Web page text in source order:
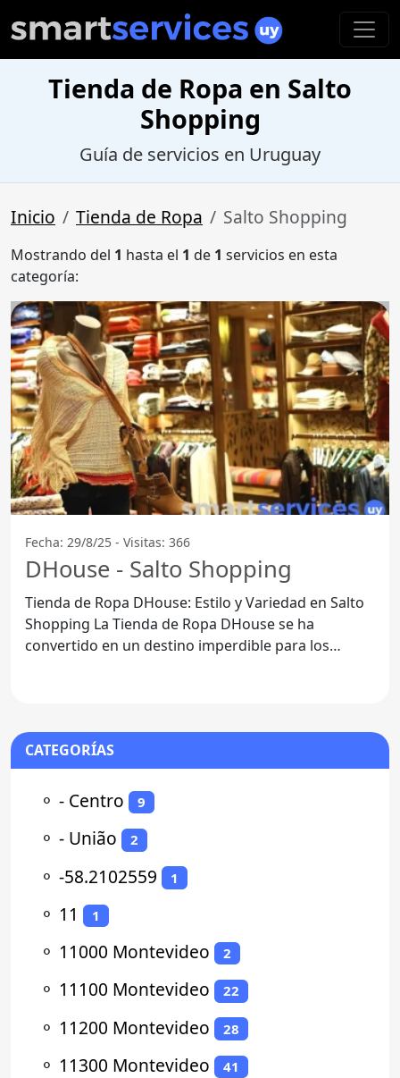
Tienda de Ropa en Salto
Shopping
Guía de servicios en Uruguay
Inicio Tienda de Ropa Salto Shopping
Mostrando del 1 hasta el 1 de 1 servicios en esta
categoría:
Fecha: 29/8/25 - Visitas: 366
DHouse - Salto Shopping
Tienda de Ropa DHouse: Estilo y Variedad en Salto
Shopping La Tienda de Ropa DHouse se ha
convertido en un destino imperdible para los
CATEGORÍAS
⚬ - Centro 9
⚬ - União 2
⚬ -58.2102559 1
⚬ 11 1
⚬ 11000 Montevideo 2
⚬ 11100 Montevideo 22
⚬ 11200 Montevideo 28
⚬ 11300 Montevideo 41